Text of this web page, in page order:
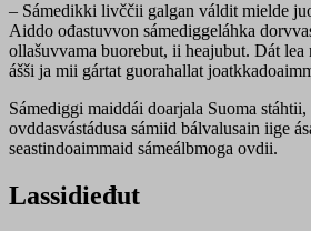
– Sámedikki livččii galgan váldit mielde
Aiddo ođastuvvon sámediggeláhka
ollašuvvama buorebut, ii heajubut. Dát lea
ášši ja mii gártat guorahallat
Sámediggi maiddái doarjala Suoma stáhtii,
ovddasvástádusa sámiid bálvalusain iige
seastindoaimmaid sámeálbmoga ovdii.
Lassidieđut